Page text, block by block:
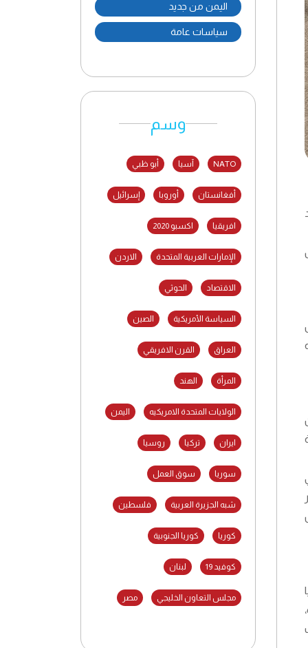
اليمن من جديد
سياسات عامة
وسم
NATO آسيا أبو ظبي
أفغانستان أوروبا إسرائيل
افريقيا اكسبو 2020
الإمارات العربية المتحدة الاردن
الاقتصاد الحوثي
السياسة الأمريكية الصين
العراق القرن الافريقي
المرأة الهند
الولايات المتحدة الامريكيه اليمن
ايران تركيا روسيا
سوريا سوق العمل
شبه الجزيرة العربية فلسطين
كوريا كوريا الجنوبية
كوفيد 19 لبنان
مجلس التعاون الخليجي مصر